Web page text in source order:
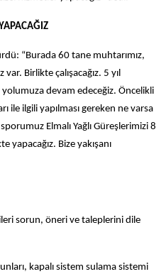
“Burada 60 tane muhtarımız,
Birlikte çalışacağız. 5 yıl
devam edeceğiz. Öncelikli
ile ilgili yapılması gereken ne varsa
Elmalı Yağlı Güreşlerimizi 8
yapacağız. Bize yakışanı
sorun, öneri ve taleplerini dile
kapalı sistem sulama sistemi